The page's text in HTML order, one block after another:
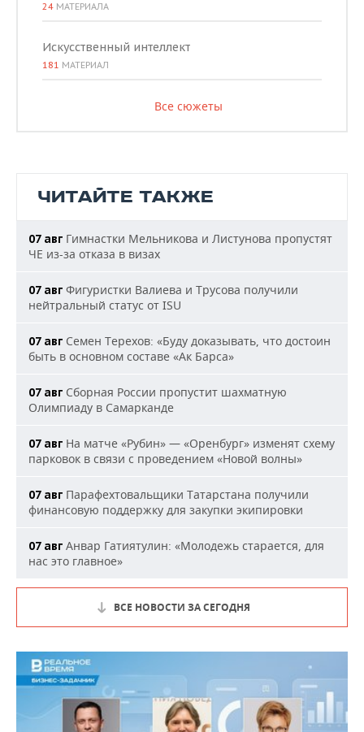
24 МАТЕРИАЛА
Искусственный интеллект
181 МАТЕРИАЛ
Все сюжеты
ЧИТАЙТЕ ТАКЖЕ
07 авг Гимнастки Мельникова и Листунова пропустят
ЧЕ из-за отказа в визах
07 авг Фигуристки Валиева и Трусова получили
нейтральный статус от ISU
07 авг Семен Терехов: «Буду доказывать, что достоин
быть в основном составе «Ак Барса»
07 авг Сборная России пропустит шахматную
Олимпиаду в Самарканде
07 авг На матче «Рубин» — «Оренбург» изменят схему
парковок в связи с проведением «Новой волны»
07 авг Парафехтовальщики Татарстана получили
финансовую поддержку для закупки экипировки
07 авг Анвар Гатиятулин: «Молодежь старается, для
нас это главное»
ВСЕ НОВОСТИ ЗА СЕГОДНЯ